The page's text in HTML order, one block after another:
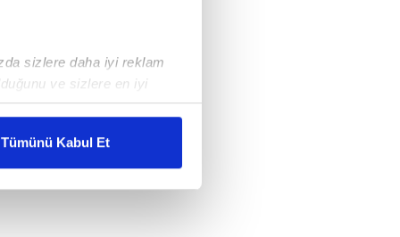
sizlere daha iyi reklam
ve sizlere en iyi
karşılamak
gösterilmeyecektir."
sunulması
Tümünü Kabul Et